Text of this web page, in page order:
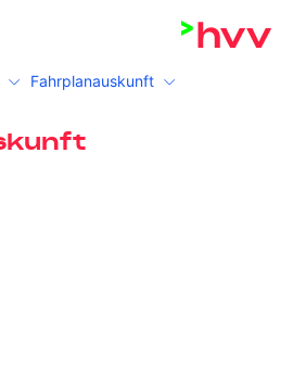
Fahrplanauskunft